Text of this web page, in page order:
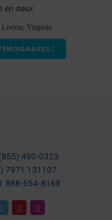
en deux.
Lorton, Virginie
490-0323
7971 131107
888-654-8168